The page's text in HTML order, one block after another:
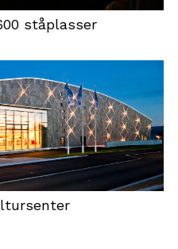
ståplasser